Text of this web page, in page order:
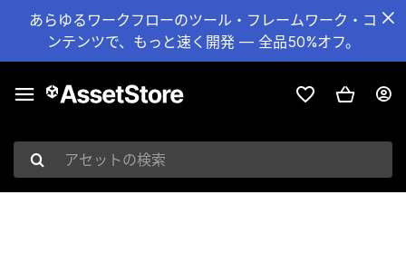
あらゆるワークフローのツール・フレームワーク・コ
ンテンツで、もっと速く開発 — 全品50%オフ。
アセットの検索